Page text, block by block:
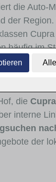
die Auto-
der
häufig im
sind
von
die
interne
der